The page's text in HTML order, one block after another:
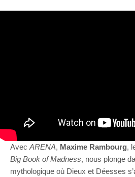
Avec ARENA, Maxime Rambourg,
Big Book of Madness, nous plonge
mythologique où Dieux et Déesses